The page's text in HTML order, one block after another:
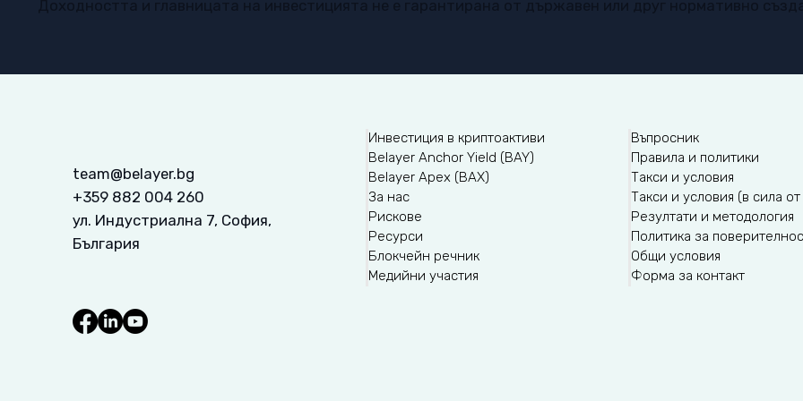
team@belayer.bg
+359 882 004 260
ул. Индустриална 7, София,
България
Инвестиция в криптоактиви
Belayer Anchor Yield (BAY)
Belayer Apex (BAX)
За нас
Рискове
Ресурси
Блокчейн речник
Медийни участия
Въпросник
Правила и политики
Такси и условия
Такси и условия (в сила от
Резултати и методология
Политика за
Общи условия
Форма за контакт